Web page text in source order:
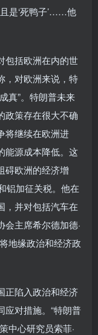
是‘死鸭子’……他
包括欧洲在内的世
，对欧洲来说，特
真”。特朗普未来
政策存在很大不确
将继续在欧洲进
能源成本降低。这
碍欧洲的经济增
铝加征关税。他在
，并对包括汽车在
主席希尔德加德·
地缘政治和经济政
正陷入政治和经济
应对措施。“特朗普
中心研究员索菲·